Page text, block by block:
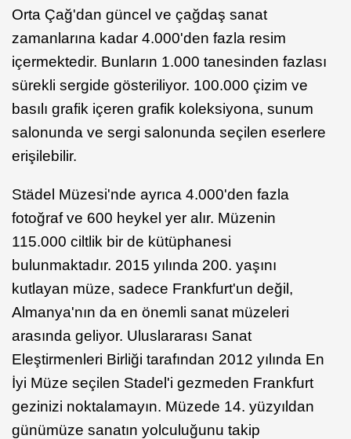
Orta Çağ'dan güncel ve çağdaş sanat
zamanlarına kadar 4.000'den fazla resim
içermektedir. Bunların 1.000 tanesinden fazlası
sürekli sergide gösteriliyor. 100.000 çizim ve
basılı grafik içeren grafik koleksiyona, sunum
salonunda ve sergi salonunda seçilen eserlere
erişilebilir.
Städel Müzesi'nde ayrıca 4.000'den fazla
fotoğraf ve 600 heykel yer alır. Müzenin
115.000 ciltlik bir de kütüphanesi
bulunmaktadır. 2015 yılında 200. yaşını
kutlayan müze, sadece Frankfurt'un değil,
Almanya'nın da en önemli sanat müzeleri
arasında geliyor. Uluslararası Sanat
Eleştirmenleri Birliği tarafından 2012 yılında En
İyi Müze seçilen Stadel'i gezmeden Frankfurt
gezinizi noktalamayın. Müzede 14. yüzyıldan
günümüze sanatın yolculuğunu takip